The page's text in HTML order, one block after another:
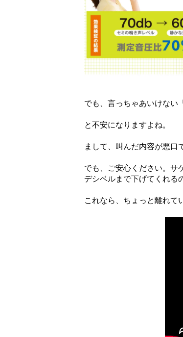
でも、言っちゃあいけない
と不安になりますよね。
まして、叫んだ内容が悪口
でも、ご安心ください。サ
デシベルまで下げてくれる
これなら、ちょっと離れて